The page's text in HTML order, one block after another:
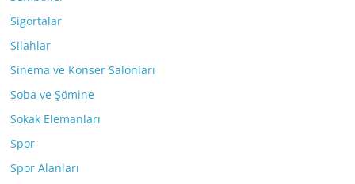
Sigortalar
Silahlar
Sinema ve Konser Salonları
Soba ve Şömine
Sokak Elemanları
Spor
Spor Alanları